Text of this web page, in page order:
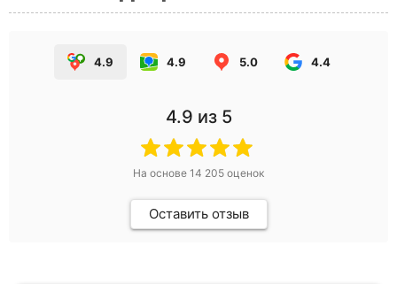
4.9 4.9 5.0 4.4
4.9 из 5
На основе 14 205 оценок
Оставить отзыв